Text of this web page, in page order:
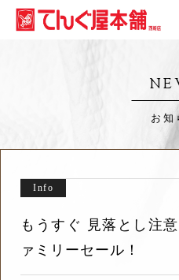
お知
もうすぐ 見落とし注
ァミリーセール！
Info